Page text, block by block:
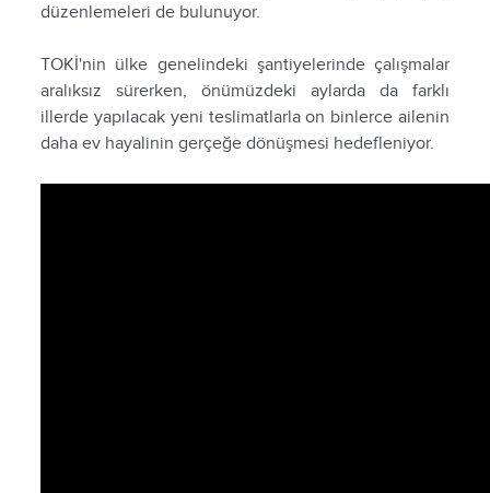
düzenlemeleri de bulunuyor.
TOKİ'nin ülke genelindeki şantiyelerinde çalışmalar
aralıksız sürerken, önümüzdeki aylarda da farklı
illerde yapılacak yeni teslimatlarla on binlerce ailenin
daha ev hayalinin gerçeğe dönüşmesi hedefleniyor.